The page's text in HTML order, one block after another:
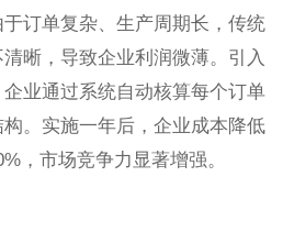
单复杂、生产周期长，传统
晰，导致企业利润微薄。引入
业通过系统自动核算每个订单
。实施一年后，企业成本降低
，市场竞争力显著增强。